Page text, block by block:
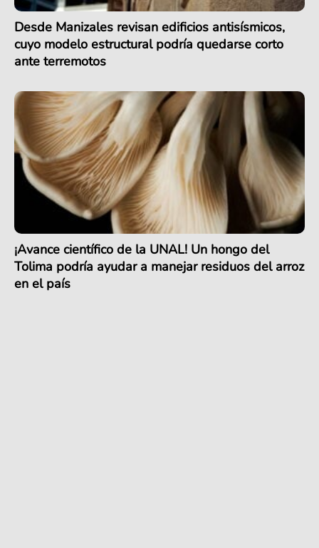
Desde Manizales revisan edificios antisísmicos,
cuyo modelo estructural podría quedarse corto
ante terremotos
¡Avance científico de la UNAL! Un hongo del
Tolima podría ayudar a manejar residuos del arroz
en el país